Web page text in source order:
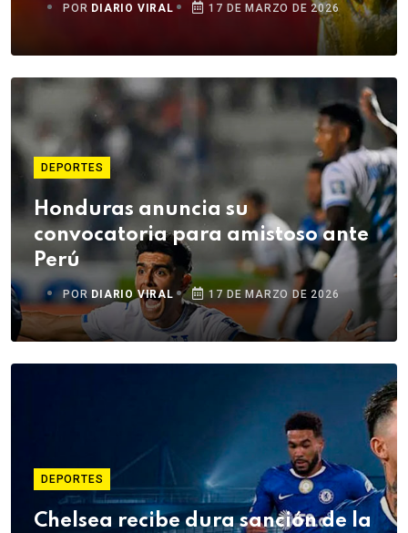
POR DIARIO VIRAL 17 DE MARZO DE 2026
DEPORTES
Honduras anuncia su
convocatoria para amistoso ante
Perú
POR DIARIO VIRAL 17 DE MARZO DE 2026
DEPORTES
Chelsea recibe dura sanción de la